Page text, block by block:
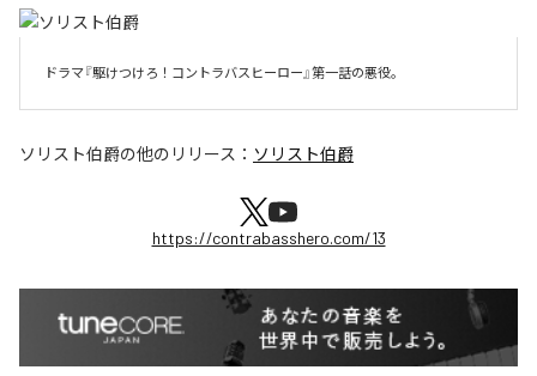
ドラマ『駆けつけろ！コントラバスヒーロー』第一話の悪役。
ソリスト伯爵の他のリリース： ソリスト伯爵
https://contrabasshero.com/13